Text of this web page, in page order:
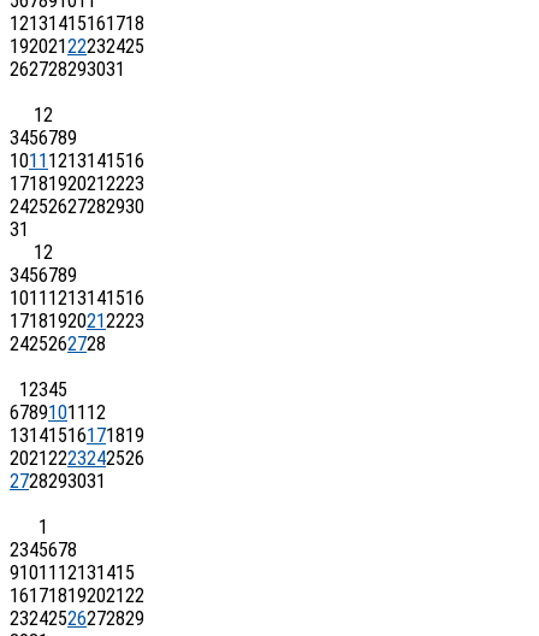
12131415161718
19202122232425
262728293031
12
3456789
1011 1213141516
17181920212223
24252627282930
31
12
3456789
1011 1213141516
17181920212223
2425262728
12345
67891011 12
13141516171819
20212223242526
2728293031
1
2345678
91011 12131415
16171819202122
23242526272829